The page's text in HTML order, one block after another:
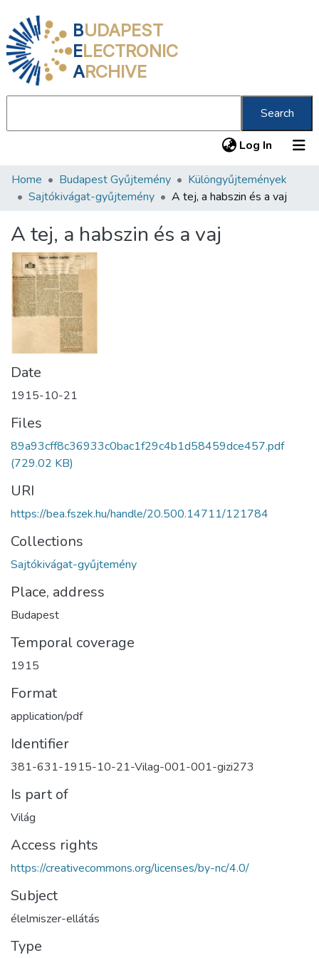
BUDAPEST
ELECTRONIC
ARCHIVE
Search
Log In (current)
Communities & Collections
Statistics
About us
Home Budapest Gyűjtemény
Különgyűjtemények
Sajtókivágat-gyűjtemény
A tej, a habszin és a vaj
A tej, a habszin és a vaj
Date
1915-10-21
Files
89a93cff8c36933c0bac1f29c4b1d58459dce457.pdf
(729.02 KB)
URI
https://bea.fszek.hu/handle/20.500.14711/121784
Collections
Sajtókivágat-gyűjtemény
Place, address
Budapest
Temporal coverage
1915
Format
application/pdf
Identifier
381-631-1915-10-21-Vilag-001-001-gizi273
Is part of
Világ
Access rights
https://creativecommons.org/licenses/by-nc/4.0/
Subject
élelmiszer-ellátás
Type